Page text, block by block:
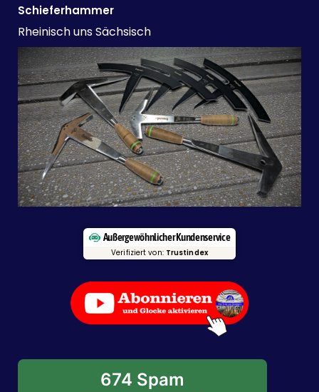
Schieferhammer
Rheinisch uns Sächsisch
Außergewöhnlicher Kundenservice
Verifiziert von: Trustindex
674 Spam